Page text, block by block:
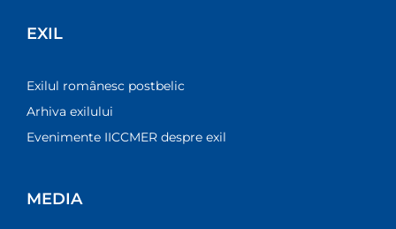
EXIL
Exilul românesc postbelic
Arhiva exilului
Evenimente IICCMER despre exil
MEDIA